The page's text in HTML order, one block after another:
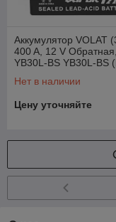
Аккумулятор VOLAT
400 A, 12 V
YB30L-BS YB30L-BS
Нет в наличии
Цену уточняйте